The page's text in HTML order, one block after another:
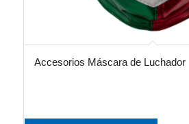
Accesorios Máscara de Luchador